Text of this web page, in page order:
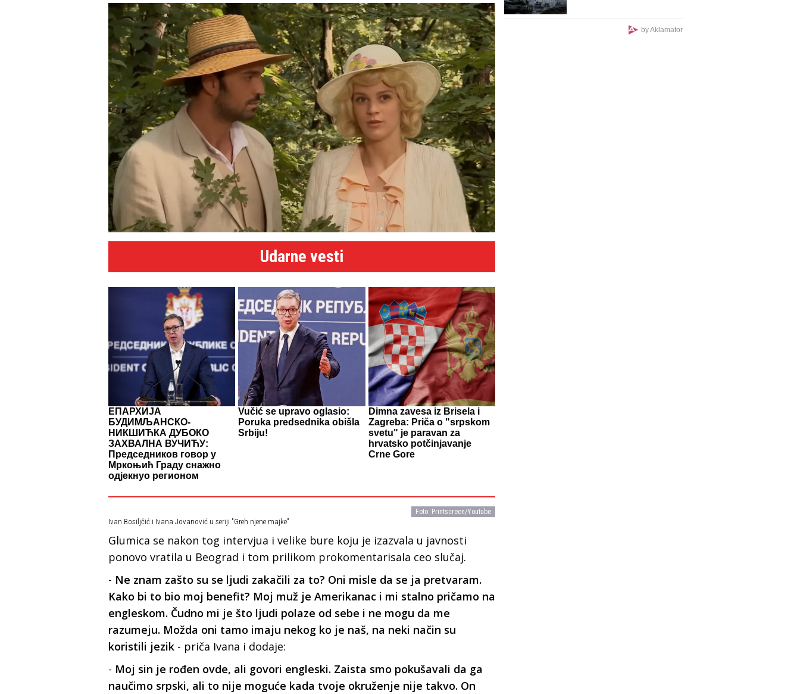
Udarne vesti
ЕПАРХИЈА
БУДИМЉАНСКО-
НИКШИЋКА ДУБОКО
ЗАХВАЛНА ВУЧИЋУ:
Председников говор у
Мркоњић Граду снажно
одјекнуо регионом
Vučić se upravo oglasio:
Poruka predsednika obišla
Srbiju!
Dimna zavesa iz Brisela i
Zagreba: Priča o "srpskom
svetu" je paravan za
hrvatsko potčinjavanje
Crne Gore
Foto: Printscreen/Youtube
Ivan Bosiljčić i Ivana Jovanović u seriji "Greh njene majke"
Glumica se nakon tog intervjua i velike bure koju je izazvala u javnosti
ponovo vratila u Beograd i tom prilikom prokomentarisala ceo slučaj.
- Ne znam zašto su se ljudi zakačili za to? Oni misle da se ja pretvaram.
Kako bi to bio moj benefit? Moj muž je Amerikanac i mi stalno pričamo na
engleskom. Čudno mi je što ljudi polaze od sebe i ne mogu da me
razumeju. Možda oni tamo imaju nekog ko je naš, na neki način su
koristili jezik - priča Ivana i dodaje:
- Moj sin je rođen ovde, ali govori engleski. Zaista smo pokušavali da ga
naučimo srpski, ali to nije moguće kada tvoje okruženje nije takvo. On
by Aklamator